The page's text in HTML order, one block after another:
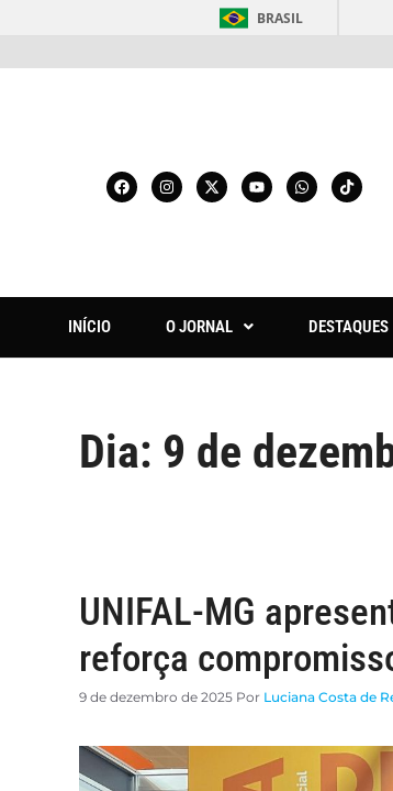
BRASIL
INÍCIO O JORNAL DESTAQUES
Dia: 9 de
UNIFAL-MG
reforça
9 de dezembro de 2025 Por Luciana Costa de